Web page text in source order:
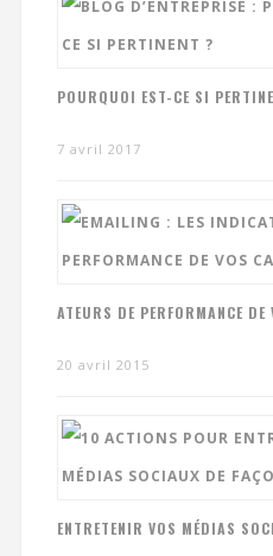
POURQUOI EST-CE SI
7 avril 2017
ATEURS DE PERFORMANCE DE
20 avril 2015
ENTRETENIR VOS MÉDIAS